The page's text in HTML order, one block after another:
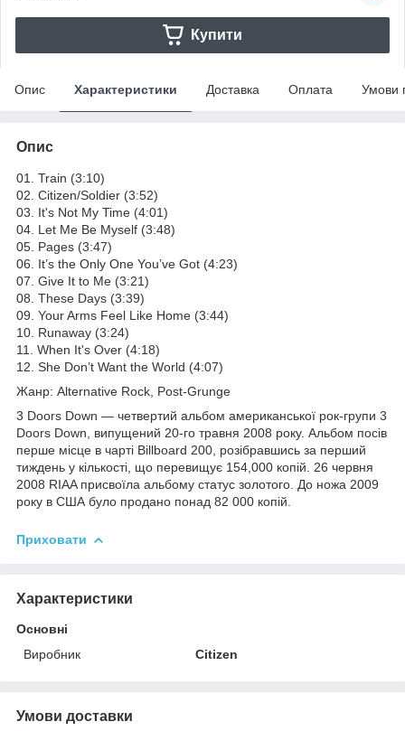
Купити
Опис Характеристики Доставка Оплата Умови
Опис
01. Train (3:10)
02. Citizen/Soldier (3:52)
03. It's Not My Time (4:01)
04. Let Me Be Myself (3:48)
05. Pages (3:47)
06. It’s the Only One You’ve Got (4:23)
07. Give It to Me (3:21)
08. These Days (3:39)
09. Your Arms Feel Like Home (3:44)
10. Runaway (3:24)
11. When It's Over (4:18)
12. She Don’t Want the World (4:07)
Жанр: Alternative Rock, Post-Grunge
3 Doors Down — четвертий альбом американської рок-групи 3
Doors Down, випущений 20-го травня 2008 року. Альбом посів
перше місце в чарті Billboard 200, розібравшись за перший
тиждень у кількості, що перевищує 154,000 копій. 26 червня
2008 RIAA присвоїла альбому статус золотого. До ножа 2009
року в США було продано понад 82 000 копій.
Приховати
Характеристики
Основні
Виробник
Citizen
Умови доставки